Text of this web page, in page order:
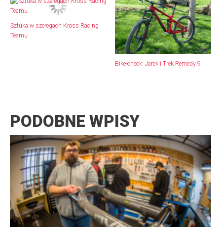
Sztuka w szeregach Kross Racing
Teamu
Bike-check: Jarek i Trek Remedy 9
PODOBNE WPISY